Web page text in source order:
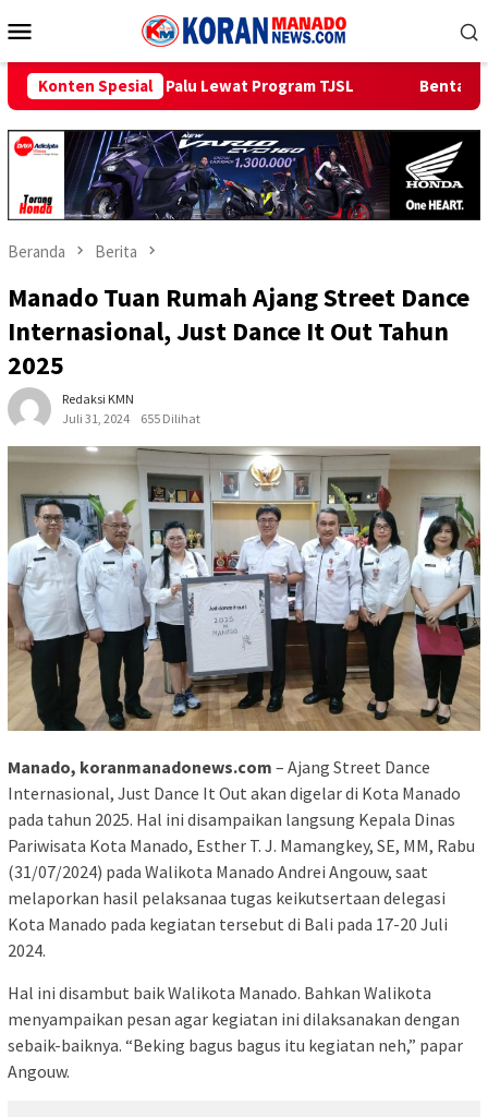
ke
Mobile
Konten Spesial
Lewat Program TJSL Bentangkan Kabel Laut 1,95
Beranda Berita
Manado Tuan Rumah Ajang Street Dance
Internasional, Just Dance It Out Tahun
2025
Redaksi KMN
Juli 31, 2024
655 Dilihat
Manado, koranmanadonews.com – Ajang Street Dance
Internasional, Just Dance It Out akan digelar di Kota Manado
pada tahun 2025. Hal ini disampaikan langsung Kepala Dinas
Pariwisata Kota Manado, Esther T. J. Mamangkey, SE, MM, Rabu
(31/07/2024) pada Walikota Manado Andrei Angouw, saat
melaporkan hasil pelaksanaa tugas keikutsertaan delegasi
Kota Manado pada kegiatan tersebut di Bali pada 17-20 Juli
2024.
Hal ini disambut baik Walikota Manado. Bahkan Walikota
menyampaikan pesan agar kegiatan ini dilaksanakan dengan
sebaik-baiknya. “Beking bagus bagus itu kegiatan neh,” papar
Angouw.